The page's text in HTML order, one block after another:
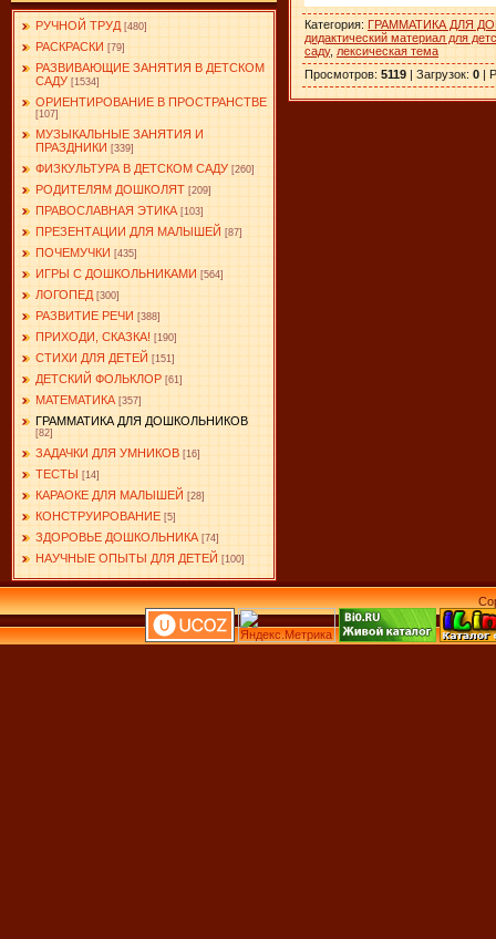
РУЧНОЙ ТРУД [480]
РАСКРАСКИ [79]
РАЗВИВАЮЩИЕ ЗАНЯТИЯ В ДЕТСКОМ
САДУ [1534]
ОРИЕНТИРОВАНИЕ В ПРОСТРАНСТВЕ
[107]
МУЗЫКАЛЬНЫЕ ЗАНЯТИЯ И
ПРАЗДНИКИ [339]
ФИЗКУЛЬТУРА В ДЕТСКОМ САДУ [260]
РОДИТЕЛЯМ ДОШКОЛЯТ [209]
ПРАВОСЛАВНАЯ ЭТИКА [103]
ПРЕЗЕНТАЦИИ ДЛЯ МАЛЫШЕЙ [87]
ПОЧЕМУЧКИ [435]
ИГРЫ С ДОШКОЛЬНИКАМИ [564]
ЛОГОПЕД [300]
РАЗВИТИЕ РЕЧИ [388]
ПРИХОДИ, СКАЗКА! [190]
СТИХИ ДЛЯ ДЕТЕЙ [151]
ДЕТСКИЙ ФОЛЬКЛОР [61]
МАТЕМАТИКА [357]
ГРАММАТИКА ДЛЯ ДОШКОЛЬНИКОВ
[82]
ЗАДАЧКИ ДЛЯ УМНИКОВ [16]
ТЕСТЫ [14]
КАРАОКЕ ДЛЯ МАЛЫШЕЙ [28]
КОНСТРУИРОВАНИЕ [5]
ЗДОРОВЬЕ ДОШКОЛЬНИКА [74]
НАУЧНЫЕ ОПЫТЫ ДЛЯ ДЕТЕЙ [100]
Категория: ГРАММАТИКА ДЛЯ
дидактический материал для детс
саду, лексическая тема
Просмотров: 5119 | Загрузок: 0 |